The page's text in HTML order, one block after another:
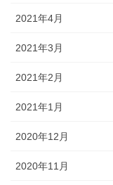
2021年4月
2021年3月
2021年2月
2021年1月
2020年12月
2020年11月